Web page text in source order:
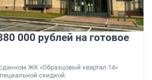
000 рублей на готовое
ЖК «Образцовый квартал 14»
скидкой.